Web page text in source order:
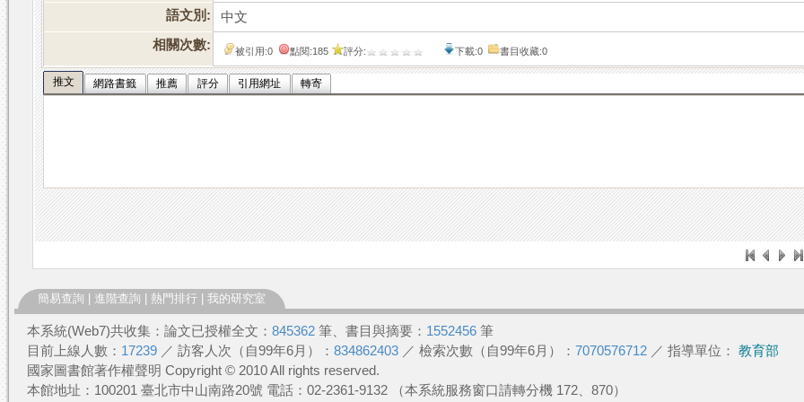
語文別:
中文
相關次數:
被引用:0 點閱:185 評分: 下載:0 書目收藏:0
推文 網路書籤 推薦 評分 引用網址 轉寄
簡易查詢 進階查詢 熱門排行 我的研究室
本系統(Web7)共收集：論文已授權全文： 845362 筆、書目與摘要： 1552456 筆
目前上線人數： 17239 ／ 訪客人次（自99年6月）： 834862403 ／ 檢索次數（自99年6月）： 7070576712 ／ 指導單位： 教育部
國家圖書館著作權聲明 Copyright © 2010 All rights reserved.
本館地址：100201 臺北市中山南路20號 電話：02-2361-9132 （本系統服務窗口請轉分機 172、870）